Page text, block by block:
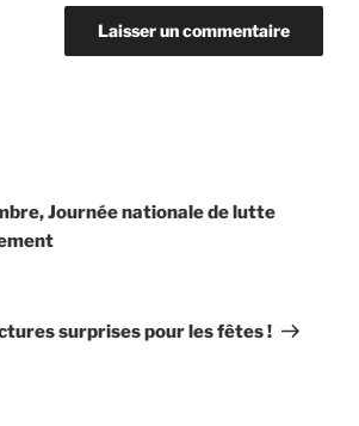
Journée nationale de lutte
surprises pour les fêtes !